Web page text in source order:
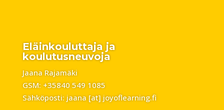
Eläinkouluttaja ja
koulutusneuvoja
Jaana Rajamäki
GSM: +35840 549 1085
Sähköposti: jaana [at] joyoflearning.fi